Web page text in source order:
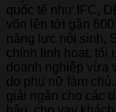
quốc tế như IFC,
vốn lên tới gần
năng lực nội sinh,
chính linh hoạt, tối
doanh nghiệp vừa
do phụ nữ làm
giải ngân cho các